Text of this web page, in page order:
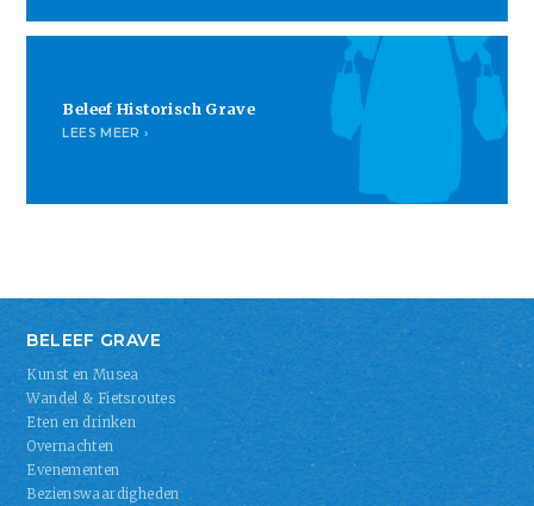
Beleef Historisch Grave
LEES MEER ›
BELEEF GRAVE
Kunst en Musea
Wandel & Fietsroutes
Eten en drinken
Overnachten
Evenementen
Bezienswaardigheden